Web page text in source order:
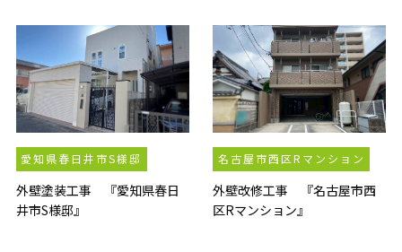
愛知県春日井市S様邸
外壁塗装工事 『愛知県春日
井市S様邸』
名古屋市西区Rマンション
外壁改修工事 『名古屋市西
区Rマンション』